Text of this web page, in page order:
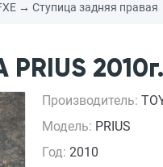
→ Ступица задняя правая
Производитель:
Модель: PRIUS
Год: 2010